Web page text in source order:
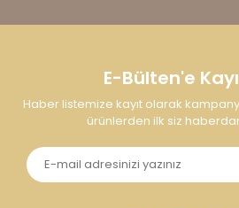
E-Bülten'e
Haber listemize kayıt olarak
ürünlerden ilk siz